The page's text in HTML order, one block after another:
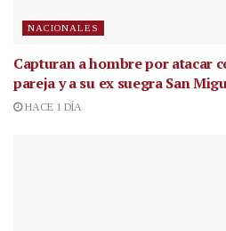
NACIONALES
Capturan a hombre por atacar
pareja y a su ex suegra San
HACE 1 DÍA